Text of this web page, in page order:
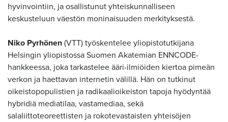
hyvinvointiin, ja osallistunut yhteiskunnalliseen
keskusteluun väestön moninaisuuden merkityksestä.
Niko Pyrhönen (VTT) työskentelee yliopistotutkijana
Helsingin yliopistossa Suomen Akatemian ENNCODE-
hankkeessa, joka tarkastelee ääri-ilmiöiden kiertoa pimeän
verkon ja haettavan internetin välillä. Hän on tutkinut
oikeistopopulistien ja radikaalioikeiston tapoja hyödyntää
hybridiä mediatilaa, vastamediaa, sekä
salaliittoteoreettisten ja rokotevastaisten yhteisöjen